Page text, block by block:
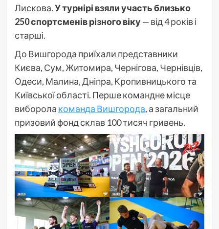
Лискова.У турнірі взяли участь близько
250 спортсменів різного віку — від 4 років і
старші.
До Вишгорода приїхали представники
Києва, Сум, Житомира, Чернігова, Чернівців,
Одеси, Малина, Дніпра, Кропивницького та
Київської області. Перше командне місце
виборола команда Вишгорода, а загальний
призовий фонд склав 100 тисяч гривень.